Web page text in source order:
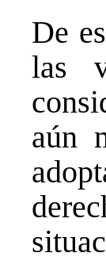
De
las
aún